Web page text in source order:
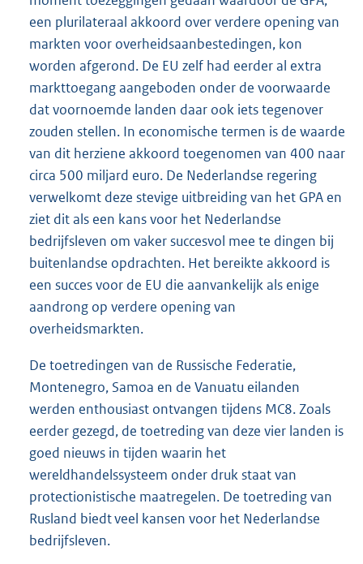
een plurilateraal akkoord over verdere opening van
markten voor overheidsaanbestedingen, kon
worden afgerond. De EU zelf had eerder al extra
markttoegang aangeboden onder de voorwaarde
dat voornoemde landen daar ook iets tegenover
zouden stellen. In economische termen is de waarde
van dit herziene akkoord toegenomen van 400 naar
circa 500 miljard euro. De Nederlandse regering
verwelkomt deze stevige uitbreiding van het GPA en
ziet dit als een kans voor het Nederlandse
bedrijfsleven om vaker succesvol mee te dingen bij
buitenlandse opdrachten. Het bereikte akkoord is
een succes voor de EU die aanvankelijk als enige
aandrong op verdere opening van
overheidsmarkten.
De toetredingen van de Russische Federatie,
Montenegro, Samoa en de Vanuatu eilanden
werden enthousiast ontvangen tijdens MC8. Zoals
eerder gezegd, de toetreding van deze vier landen is
goed nieuws in tijden waarin het
wereldhandelssysteem onder druk staat van
protectionistische maatregelen. De toetreding van
Rusland biedt veel kansen voor het Nederlandse
bedrijfsleven.